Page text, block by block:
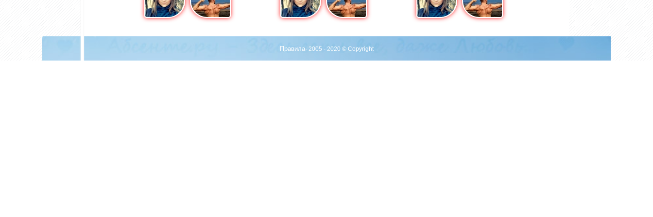
Правила· 2005 - 2020 © Copyright